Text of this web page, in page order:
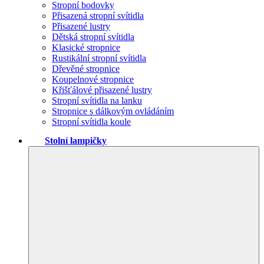
Stropní bodovky
Přisazená stropní svítidla
Přisazené lustry
Dětská stropní svítidla
Klasické stropnice
Rustikální stropní svítidla
Dřevěné stropnice
Koupelnové stropnice
Křišťálové přisazené lustry
Stropní svítidla na lanku
Stropnice s dálkovým ovládáním
Stropní svítidla koule
Stolní lampičky